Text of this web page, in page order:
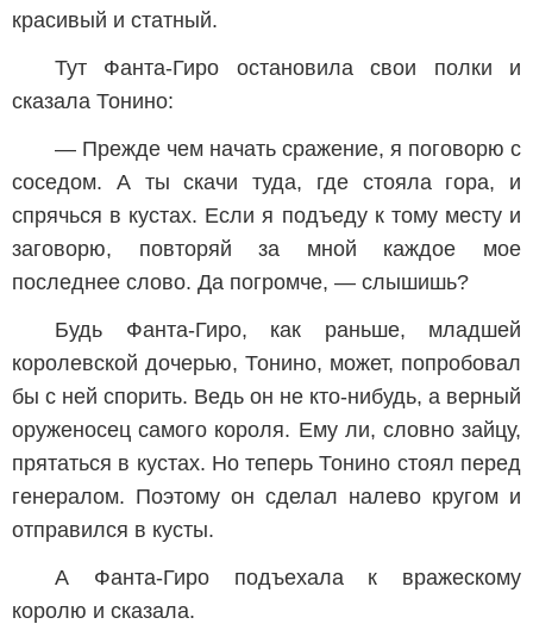
красивый и статный.
Тут Фанта-Гиро остановила свои полки и
сказала Тонино:
— Прежде чем начать сражение, я поговорю с
соседом. А ты скачи туда, где стояла гора, и
спрячься в кустах. Если я подъеду к тому месту и
заговорю, повторяй за мной каждое мое
последнее слово. Да погромче, — слышишь?
Будь Фанта-Гиро, как раньше, младшей
королевской дочерью, Тонино, может, попробовал
бы с ней спорить. Ведь он не кто-нибудь, а верный
оруженосец самого короля. Ему ли, словно зайцу,
прятаться в кустах. Но теперь Тонино стоял перед
генералом. Поэтому он сделал налево кругом и
отправился в кусты.
А Фанта-Гиро подъехала к вражескому
королю и сказала.